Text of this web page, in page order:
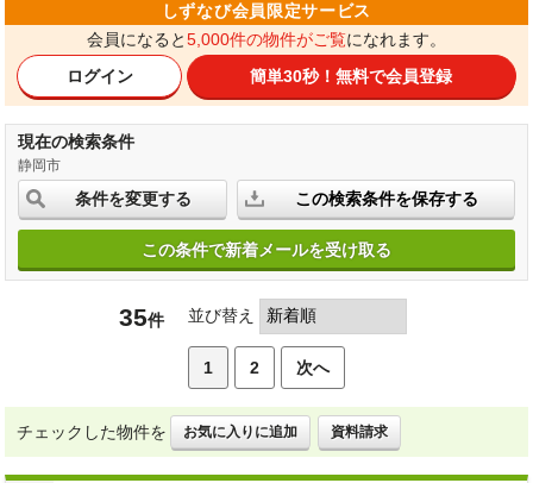
しずなび会員限定サービス
会員になると5,000件の物件がご覧になれます。
ログイン
簡単30秒！無料で会員登録
現在の検索条件
静岡市
条件を変更する この検索条件を保存する
この条件で新着メールを受け取る
35件 並び替え
1 2 次へ
チェックした物件を お気に入りに追加 資料請求